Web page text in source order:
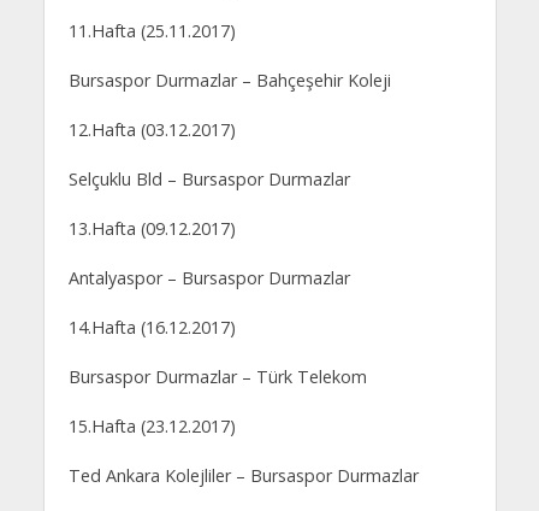
11.Hafta (25.11.2017)
Bursaspor Durmazlar – Bahçeşehir Koleji
12.Hafta (03.12.2017)
Selçuklu Bld – Bursaspor Durmazlar
13.Hafta (09.12.2017)
Antalyaspor – Bursaspor Durmazlar
14.Hafta (16.12.2017)
Bursaspor Durmazlar – Türk Telekom
15.Hafta (23.12.2017)
Ted Ankara Kolejliler – Bursaspor Durmazlar